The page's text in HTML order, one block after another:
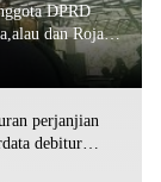
DPRD
dan Rojali
excavator
perjanjian
debitur
dasar